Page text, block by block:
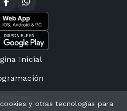
Inicial
y otras tecnologías para